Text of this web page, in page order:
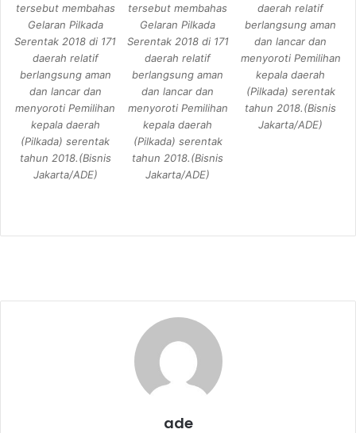
tersebut membahas
Gelaran Pilkada
Serentak 2018 di 171
daerah relatif
berlangsung aman
dan lancar dan
menyoroti Pemilihan
kepala daerah
(Pilkada) serentak
tahun 2018.(Bisnis
Jakarta/ADE)
tersebut membahas
Gelaran Pilkada
Serentak 2018 di 171
daerah relatif
berlangsung aman
dan lancar dan
menyoroti Pemilihan
kepala daerah
(Pilkada) serentak
tahun 2018.(Bisnis
Jakarta/ADE)
daerah relatif
berlangsung aman
dan lancar dan
menyoroti Pemilihan
kepala daerah
(Pilkada) serentak
tahun 2018.(Bisnis
Jakarta/ADE)
ade